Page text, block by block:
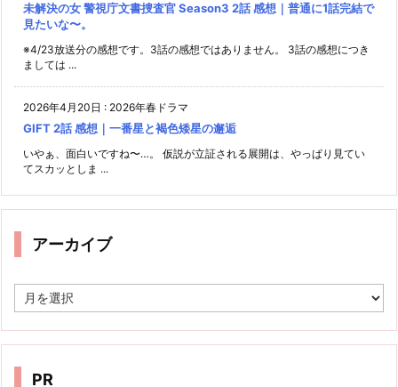
未解決の女 警視庁文書捜査官 Season3 2話 感想｜普通に1話完結で
見たいな〜。
※4/23放送分の感想です。3話の感想ではありません。 3話の感想につき
ましては ...
2026年4月20日 : 2026年春ドラマ
GIFT 2話 感想｜一番星と褐色矮星の邂逅
いやぁ、面白いですね〜…。 仮説が立証される展開は、やっぱり見てい
てスカッとしま ...
アーカイブ
ー
イ
PR